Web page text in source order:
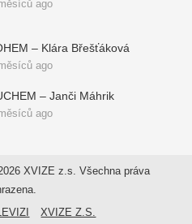
ago
– Klára Břešťáková
ago
– Janči Máhrik
ago
XVIZE z.s. Všechna práva
XVIZE Z.S.